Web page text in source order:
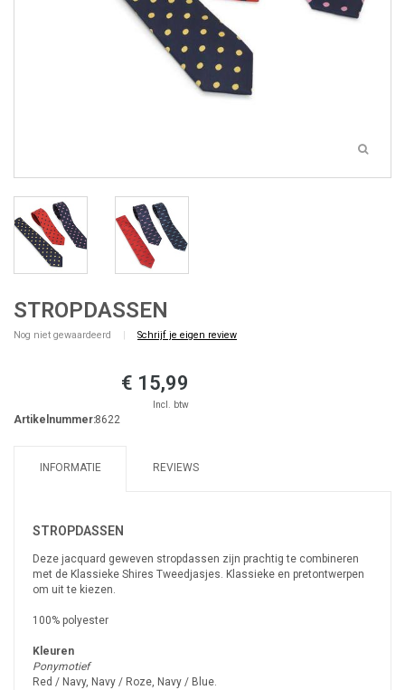
STROPDASSEN
Nog niet gewaardeerd Schrijf je eigen review
€ 15,99
Incl. btw
Artikelnummer:8622
INFORMATIE REVIEWS
STROPDASSEN
Deze jacquard geweven stropdassen zijn prachtig te combineren
met de Klassieke Shires Tweedjasjes. Klassieke en pretontwerpen
om uit te kiezen.
100% polyester
Kleuren
Ponymotief
Red / Navy, Navy / Roze, Navy / Blue.